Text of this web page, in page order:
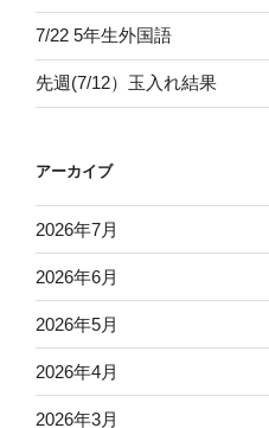
7/22 5年生外国語
先週(7/12）玉入れ結果
アーカイブ
2026年7月
2026年6月
2026年5月
2026年4月
2026年3月